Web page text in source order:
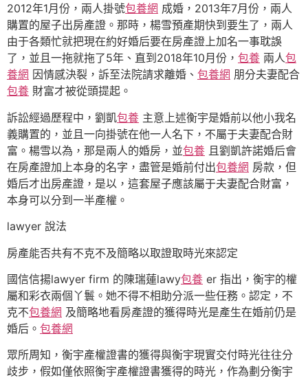
2012年1月份，兩人掛號包養網 成婚，2013年7月份，兩人
購置的屋子出房產證。那時，楊雪預產期快到要生了，兩人
由于各類忙就把現在約好婚后要在房產證上加名一事耽誤
了，並且一拖就拖了5年、直到2018年10月份， 包養 兩人包
養網 因情感決裂，訴至法院請求離婚、 包養網 朋分夫妻配合
包養 財富才被從頭提起。
訴訟經過歷程中，劉凱包養 主意上述衡宇是婚前以他小我名
義購置的，並且一向掛號在他一人名下，不屬于夫妻配合財
富。楊雪以為，那是兩人的婚房，並包養 且劉凱許諾婚后會
在房產證加上本身的名字，盡管是婚前付出包養網 房款，但
婚后才出房產證，是以，這套屋子應該屬于夫妻配合財富，
本身可以分到一半產權。
lawyer 說法
房產能否共有不克不及簡略以取證取時光來認定
國信信揚lawyer firm 的陳瑞蓮lawy包養 er 指出，衡宇的權
屬和彩衣兩個丫鬟。她不得不相助分派一些任務。認定，不
克不包養網 及簡略地看房產證的獲得時光是產生在婚前仍是
婚后。 包養網
眾所周知，衡宇產權證書的獲得與衡宇現實交付時光往往分
歧步，假如僅依照衡宇產權證書獲得的時光，作為劃分衡宇